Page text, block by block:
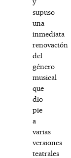
supuso
una
inmediata
renovación
del
género
musical
que
dio
pie
a
varias
versiones
teatrales